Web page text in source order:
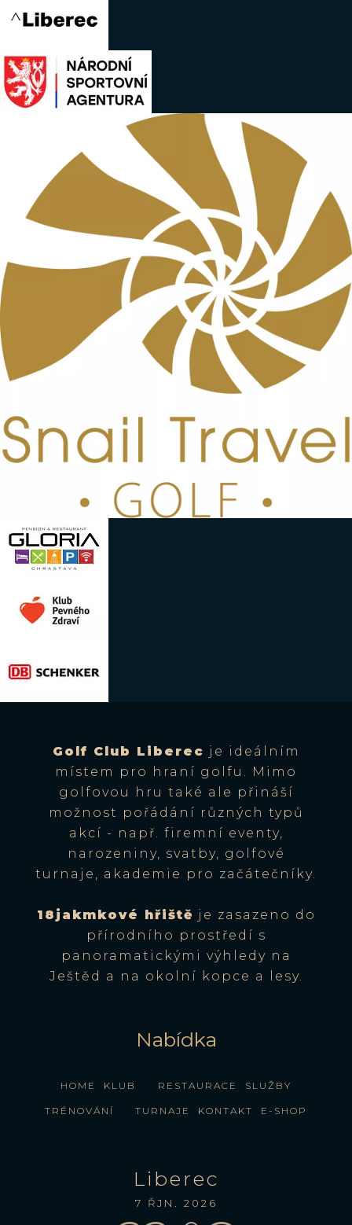
Golf Club Liberec je ideálním
místem pro hraní golfu. Mimo
golfovou hru také ale přináší
možnost pořádání různých typů
akcí - např. firemní eventy,
narozeniny, svatby, golfové
turnaje, akademie pro začátečníky.
18jakmkové hřiště je zasazeno do
přírodního prostředí s
panoramatickými výhledy na
Ještěd a na okolní kopce a lesy.
Nabídka
HOME KLUB RESTAURACE SLUŽBY
TRÉNOVÁNÍ TURNAJE KONTAKT E-SHOP
Liberec
7 ŘJN. 2026